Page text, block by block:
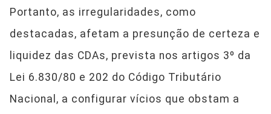
Portanto, as irregularidades, como
destacadas, afetam a presunção de certeza e
liquidez das CDAs, prevista nos artigos 3º da
Lei 6.830/80 e 202 do Código Tributário
Nacional, a configurar vícios que obstam a